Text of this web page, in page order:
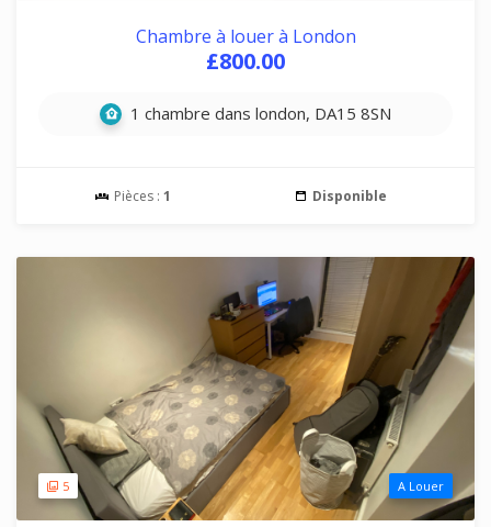
Chambre à louer à London
£800.00
1 chambre dans london, DA15 8SN
Pièces : 1 Disponible
5 A Louer